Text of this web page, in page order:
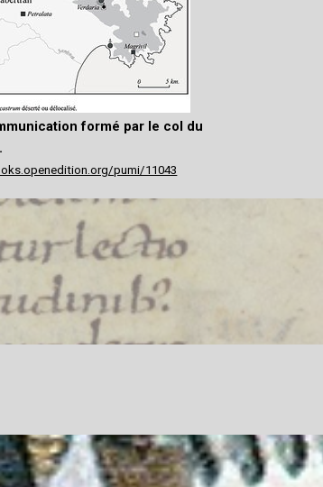
formé par le col du
pumi/11043